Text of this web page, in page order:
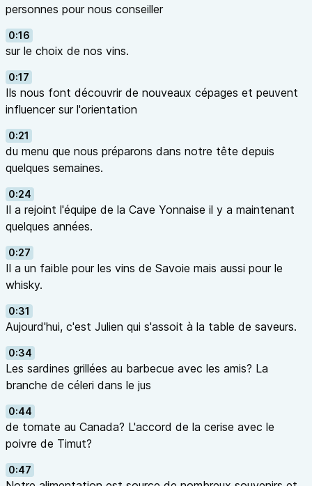
personnes pour nous conseiller
0:16
sur le choix de nos vins.
0:17
Ils nous font découvrir de nouveaux cépages et peuvent
influencer sur l'orientation
0:21
du menu que nous préparons dans notre tête depuis
quelques semaines.
0:24
Il a rejoint l'équipe de la Cave Yonnaise il y a maintenant
quelques années.
0:27
Il a un faible pour les vins de Savoie mais aussi pour le
whisky.
0:31
Aujourd'hui, c'est Julien qui s'assoit à la table de saveurs.
0:34
Les sardines grillées au barbecue avec les amis? La
branche de céleri dans le jus
0:44
de tomate au Canada? L'accord de la cerise avec le
poivre de Timut?
0:47